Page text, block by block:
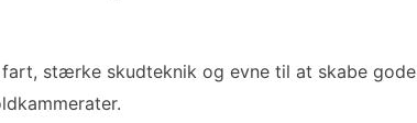
stærke skudteknik og evne til at skabe gode